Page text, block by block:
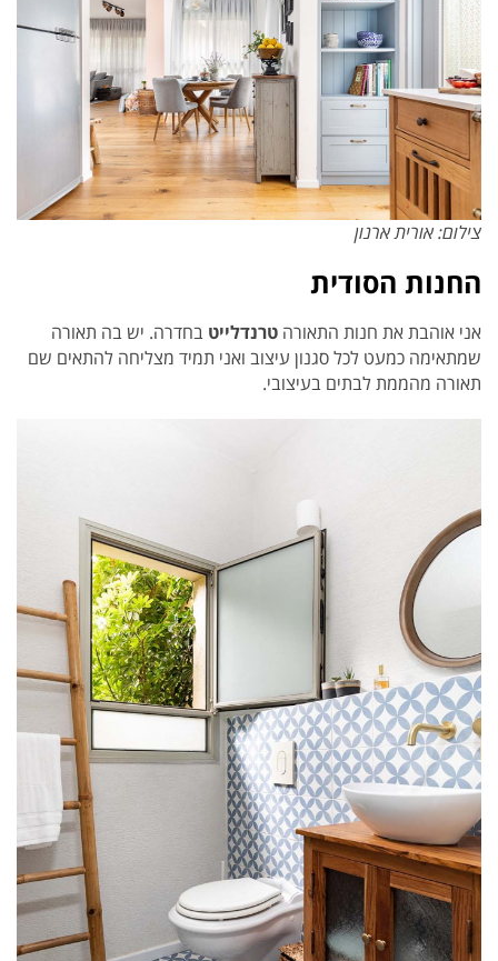
צילום: אורית ארנון
החנות הסודית
אני אוהבת את חנות התאורה טרנדלייט בחדרה. יש בה תאורה
שמתאימה כמעט לכל סגנון עיצוב ואני תמיד מצליחה להתאים שם
תאורה מהממת לבתים בעיצובי.